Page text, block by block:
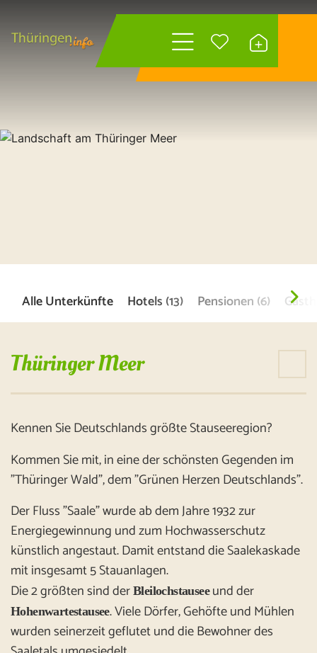
Wonach suchen
Alle Unterkünfte Hotels (13) Pensionen (6)
Thüringer Meer
Kennen Sie Deutschlands größte Stauseeregion?
Kommen Sie mit, in eine der schönsten Gegenden im
"Thüringer Wald", dem "Grünen Herzen Deutschlands".
Der Fluss "Saale" wurde ab dem Jahre 1932 zur
Energiegewinnung und zum Hochwasserschutz
künstlich angestaut. Damit entstand die Saalekaskade
mit insgesamt 5 Stauanlagen.
Die 2 größten sind der Bleilochstauseeund der
Hohenwartestausee. Viele Dörfer, Gehöfte und Mühlen
wurden seinerzeit geflutet und die Bewohner des